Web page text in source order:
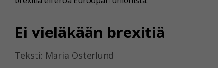
Ei vieläkään brexitiä
Teksti: Maria Österlund